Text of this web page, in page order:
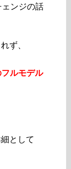
ェンジの話
ず、
ルモデル
として